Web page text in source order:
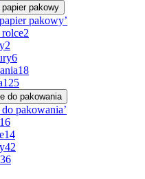
pakowy
pakowy’
rolce2
2
6
18
125
do pakowania
do pakowania’
16
14
42
36